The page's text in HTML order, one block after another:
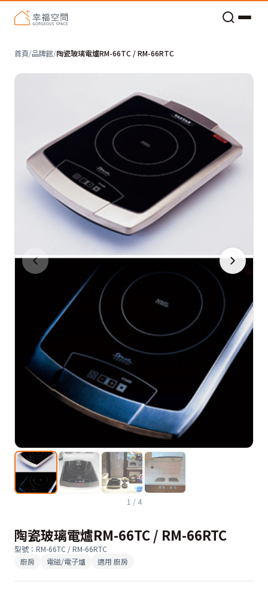
首頁/品牌館/陶瓷玻璃電爐RM-66TC / RM-66RTC
1 / 4
陶瓷玻璃電爐RM-66TC / RM-66RTC
型號 ： RM-66TC / RM-66RTC
廚房
電磁/電子爐 適用 廚房